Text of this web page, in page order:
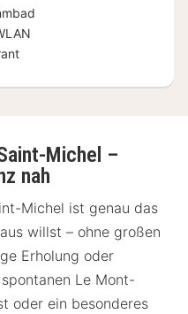
Michel –
nah
Michel ist genau das
willst – ohne großen
Erholung oder
Le Mont-
oder ein besonderes